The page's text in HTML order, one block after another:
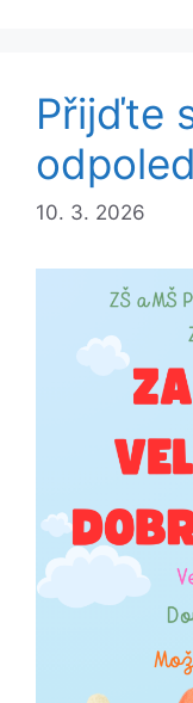
Přijďte
10. 3. 2026